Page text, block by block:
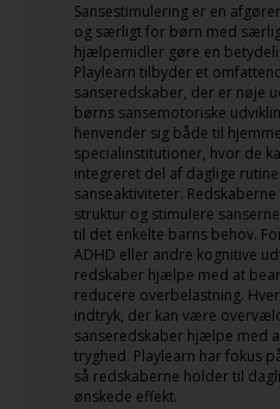
Sansestimulering er en
og særligt for børn med
hjælpemidler gøre en
Playlearn tilbyder et
sanseredskaber, der er nøje
børns sansemotoriske
henvender sig både til
specialinstitutioner, hvor de
integreret del af daglige
sanseaktiviteter.
struktur og stimulere
til det enkelte barns behov.
ADHD eller andre kognitive
redskaber hjælpe med at
reducere overbelastning.
indtryk, der kan være
sanseredskaber hjælpe med
tryghed. Playlearn har fokus
så redskaberne holder til
ønskede effekt.